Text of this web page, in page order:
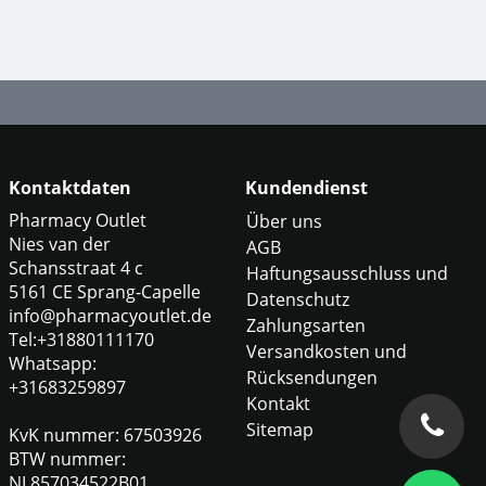
Kontaktdaten
Pharmacy Outlet
Nies van der
Schansstraat 4 c
5161 CE Sprang-Capelle
info@pharmacyoutlet.de
Tel:+31880111170
Whatsapp:
+31683259897
KvK nummer: 67503926
BTW nummer:
Kundendienst
Über uns
AGB
Haftungsausschluss und
Datenschutz
Zahlungsarten
Versandkosten und
Rücksendungen
Kontakt
Sitemap